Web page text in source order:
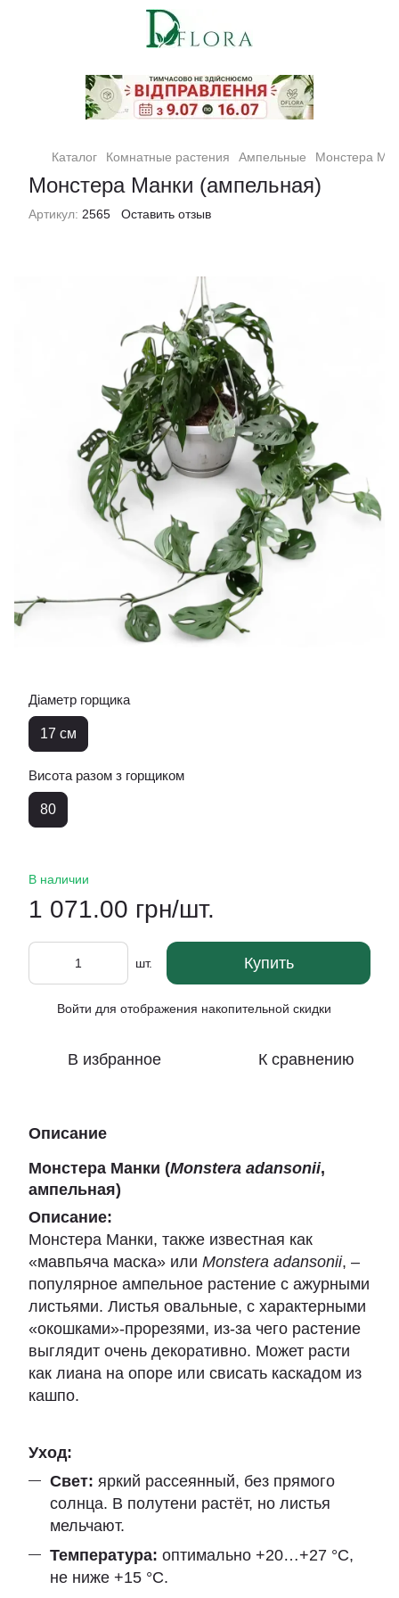
Кімнатні рослини та квіти
Каталог Комнатные растения Ампельные Монстера
Монстера Манки (ампельная)
Артикул: 2565 Оставить отзыв
Діаметр горщика
17 см
Висота разом з горщиком
80
В наличии
1 071.00 грн/шт.
шт. Купить
Войти для отображения накопительной скидки
В избранное К сравнению
Описание
Монстера Манки (Monstera adansonii,
ампельная)
Описание:
Монстера Манки, также известная как
«мавпьяча маска» или Monstera adansonii, –
популярное ампельное растение с ажурными
листьями. Листья овальные, с характерными
«окошками»-прорезями, из-за чего растение
выглядит очень декоративно. Может расти
как лиана на опоре или свисать каскадом из
кашпо.
Уход:
Свет: яркий рассеянный, без прямого
солнца. В полутени растёт, но листья
мельчают.
Температура: оптимально +20…+27 °C,
не ниже +15 °C.